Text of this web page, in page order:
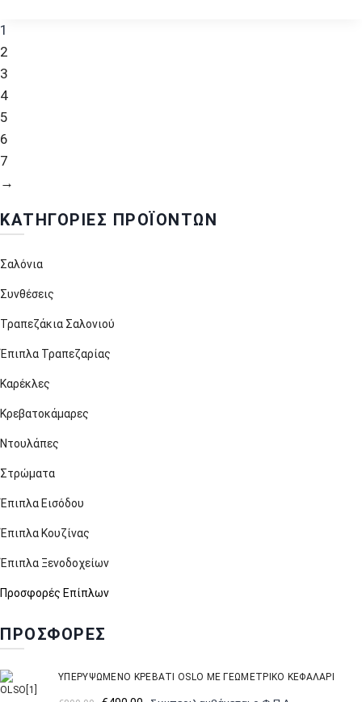
1
2
3
4
5
6
7
→
ΚΑΤΗΓΟΡΊΕΣ ΠΡΟΪΌΝΤΩΝ
Σαλόνια
Συνθέσεις
Τραπεζάκια Σαλονιού
Έπιπλα Τραπεζαρίας
Καρέκλες
Κρεβατοκάμαρες
Ντουλάπες
Στρώματα
Έπιπλα Εισόδου
Έπιπλα Κουζίνας
Έπιπλα Ξενοδοχείων
Προσφορές Επίπλων
ΠΡΟΣΦΟΡΕΣ
ΥΠΕΡΥΨΩΜΈΝΟ ΚΡΕΒΆΤΙ OSLO ΜΕ ΓΕΩΜΕΤΡΙΚΌ ΚΕΦΑΛΆΡΙ